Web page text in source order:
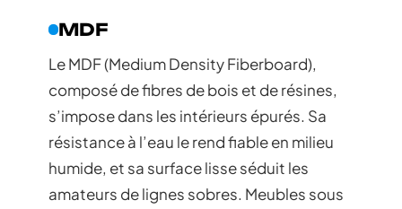
MDF
Le MDF (Medium Density Fiberboard),
composé de fibres de bois et de résines,
s’impose dans les intérieurs épurés. Sa
résistance à l’eau le rend fiable en milieu
humide, et sa surface lisse séduit les
amateurs de lignes sobres. Meubles sous